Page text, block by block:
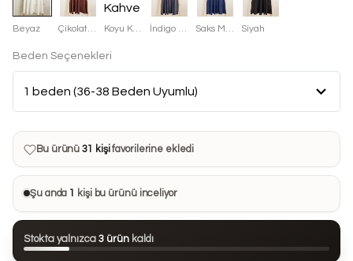
Beyaz Koyu Kahve Siyah
Beden Seçenekleri
Bu ürün şu anda7 kişininsepetinde
Bu ürünü31 kişifavorilerine ekledi
Bu ürün son 24 saatte 102 kez
Bu ürün son 7 günde14 kezsatın alındı
Şu anda 1 kişi bu ürünü inceliyor
Stokta yalnızca 3 ürün kaldı